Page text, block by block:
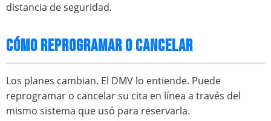
distancia de seguridad.
CÓMO REPROGRAMAR O CANCELAR
Los planes cambian. El DMV lo entiende. Puede
reprogramar o cancelar su cita en línea a través del
mismo sistema que usó para reservarla.